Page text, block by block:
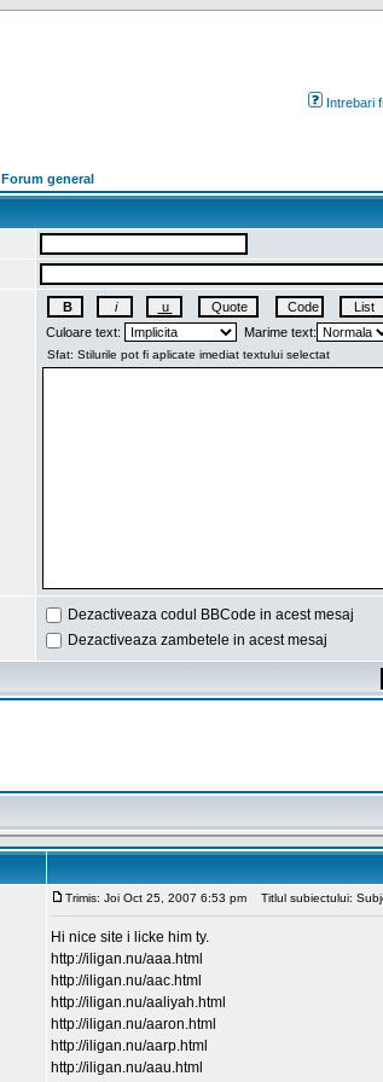
Intrebari
Forum general
Culoare text: Marime text:
Dezactiveaza codul BBCode in acest mesaj
Dezactiveaza zambetele in acest mesaj